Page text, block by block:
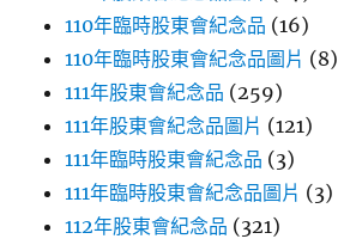
110年臨時股東會紀念品 (16)
110年臨時股東會紀念品圖片 (8)
111年股東會紀念品 (259)
111年股東會紀念品圖片 (121)
111年臨時股東會紀念品 (3)
111年臨時股東會紀念品圖片 (3)
112年股東會紀念品 (321)